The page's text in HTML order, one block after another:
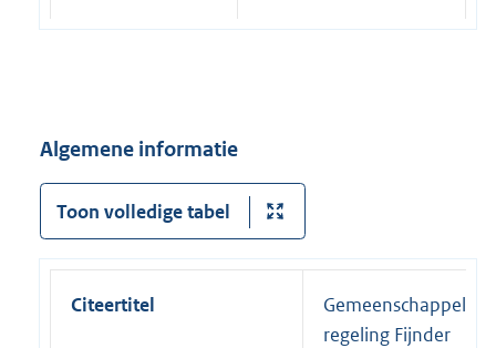
Algemene informatie
Toon volledige tabel
Citeertitel
Gemeenschappelijke
regeling Fijnder